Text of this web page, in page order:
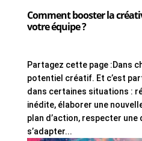
Comment booster la
votre équipe ?
Partagez cette page :Dans
potentiel créatif. Et c’est
dans certaines situations :
inédite, élaborer une
plan d’action, respecter une
s’adapter...